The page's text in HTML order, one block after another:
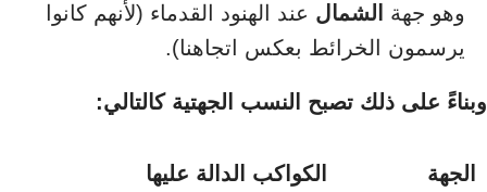
وهو جهة
الشمال عند الهنود القدماء (لأنهم كانوا
يرسمون الخرائط بعكس اتجاهنا).
وبناءً على ذلك تصبح النسب الجهتية كالتالي:
الجهة الكواكب الدالة عليها